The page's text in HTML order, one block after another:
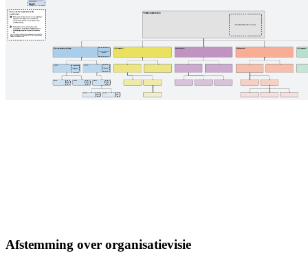
Afstemming over organisatievisie